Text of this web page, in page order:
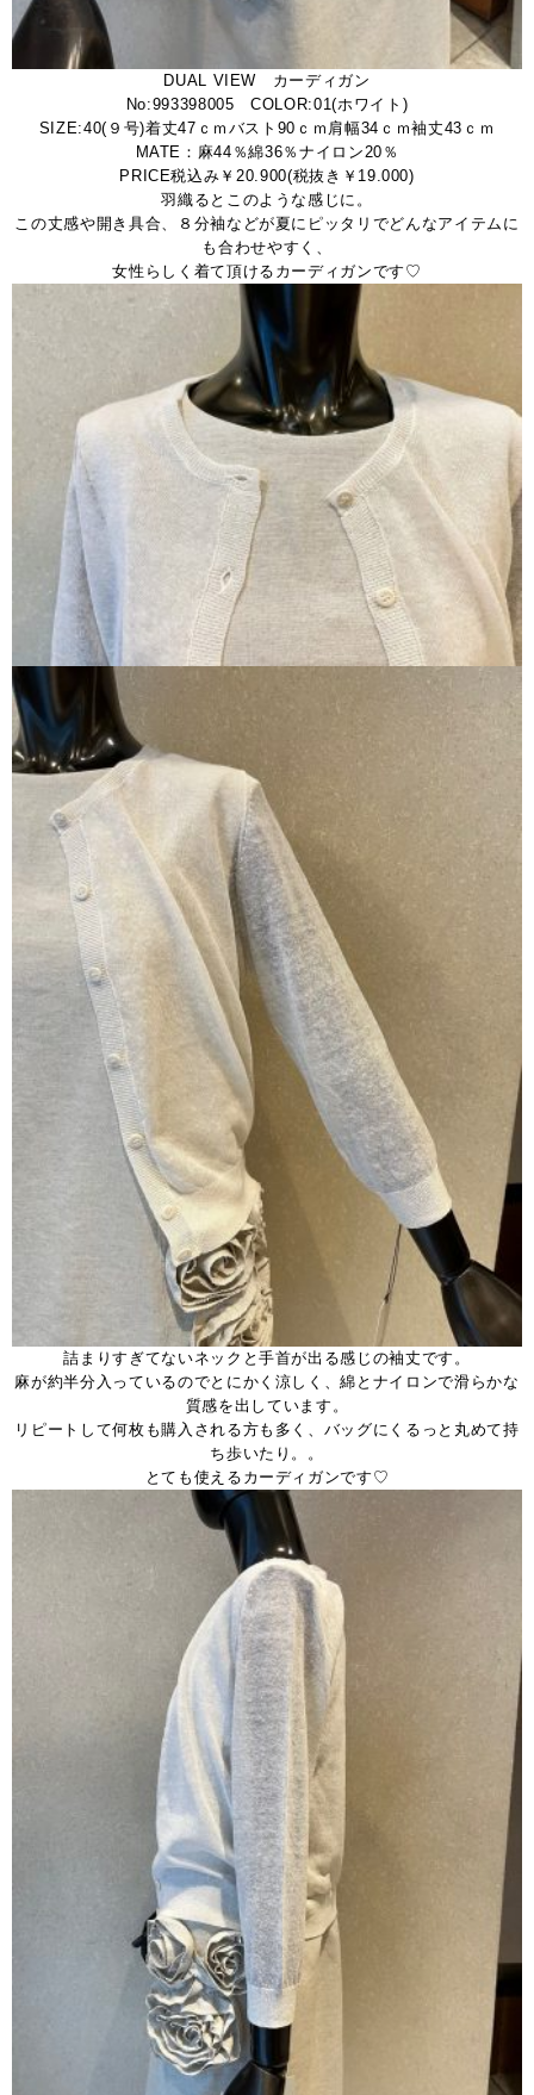
DUAL VIEW カーディガン
No:993398005 COLOR:01(ホワイト)
SIZE:40(９号)着丈47ｃｍバスト90ｃｍ肩幅34ｃｍ袖丈43ｃｍ
MATE：麻44％綿36％ナイロン20％
PRICE税込み￥20.900(税抜き￥19.000)
羽織るとこのような感じに。
この丈感や開き具合、８分袖などが夏にピッタリでどんなアイテムに
も合わせやすく、
女性らしく着て頂けるカーディガンです♡
詰まりすぎてないネックと手首が出る感じの袖丈です。
麻が約半分入っているのでとにかく涼しく、綿とナイロンで滑らかな
質感を出しています。
リピートして何枚も購入される方も多く、バッグにくるっと丸めて持
ち歩いたり。。
とても使えるカーディガンです♡